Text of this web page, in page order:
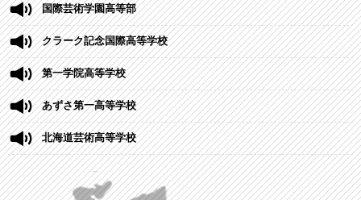
国際芸術学園高等部
クラーク記念国際高等学校
第一学院高等学校
あずさ第一高等学校
北海道芸術高等学校